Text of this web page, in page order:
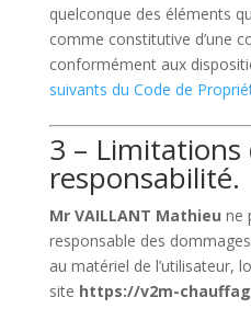
quelconque des éléments
comme constitutive d’une
conformément aux
suivants du Code de
3 – Limitations
responsabilité.
Mr VAILLANT Mathieu ne
responsable des
au matériel de l’utilisateur,
site https://v2m-